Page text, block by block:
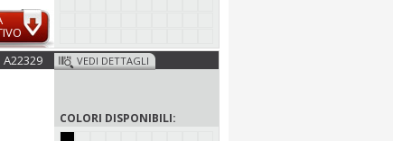
A22329 VEDI DETTAGLI
COLORI DISPONIBILI: